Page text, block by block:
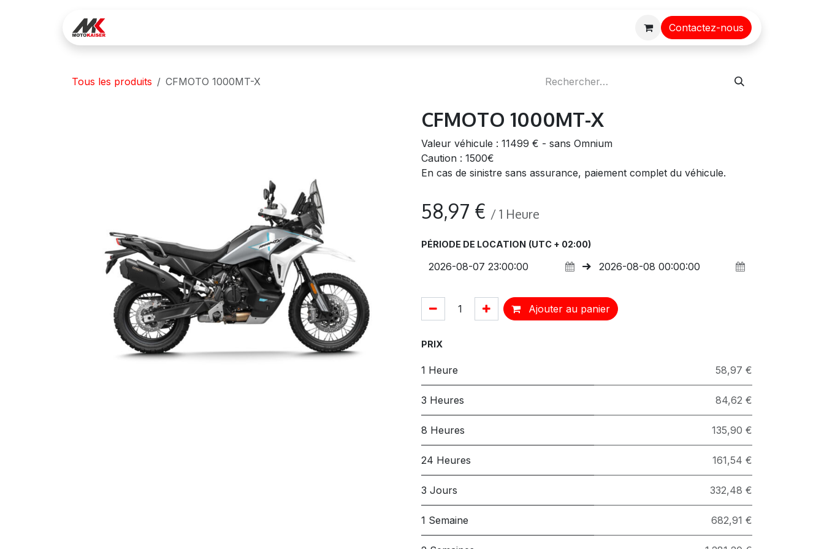
Contactez-nous
Tous les produits CFMOTO 1000MT-X
CFMOTO 1000MT-X
Valeur véhicule : 11499 € - sans Omnium
Caution : 1500€
En cas de sinistre sans assurance, paiement complet du véhicule.
58,97 € /1 Heure
PÉRIODE DE LOCATION (UTC + 02:00)
Ajouter au panier
PRIX
1 Heure 58,97 €
3 Heures 84,62 €
8 Heures 135,90 €
24 Heures 161,54 €
3 Jours 332,48 €
1 Semaine 682,91 €